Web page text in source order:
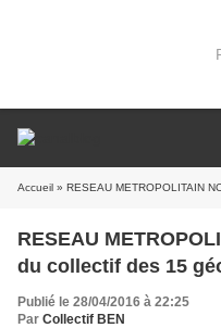
Accueil » RESEAU METROPOLITAIN
RESEAU
du collectif des 15
Publié le 28/04/2016 à 22:25
Par Collectif BEN